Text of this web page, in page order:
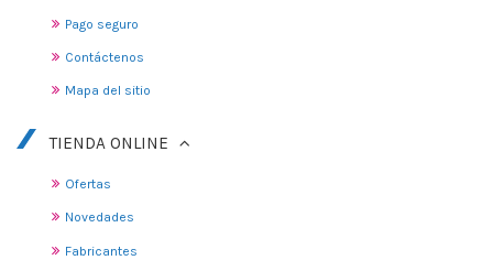
Pago seguro
Contáctenos
Mapa del sitio
TIENDA ONLINE
Ofertas
Novedades
Fabricantes